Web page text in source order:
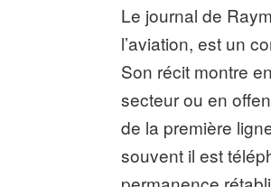
Le journal de
l’aviation, est un
Son récit montre
secteur ou en
de la première
souvent il est